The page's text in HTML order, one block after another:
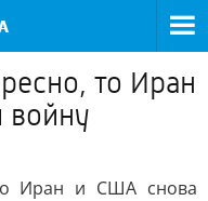
то Иран
войну
Иран и США снова